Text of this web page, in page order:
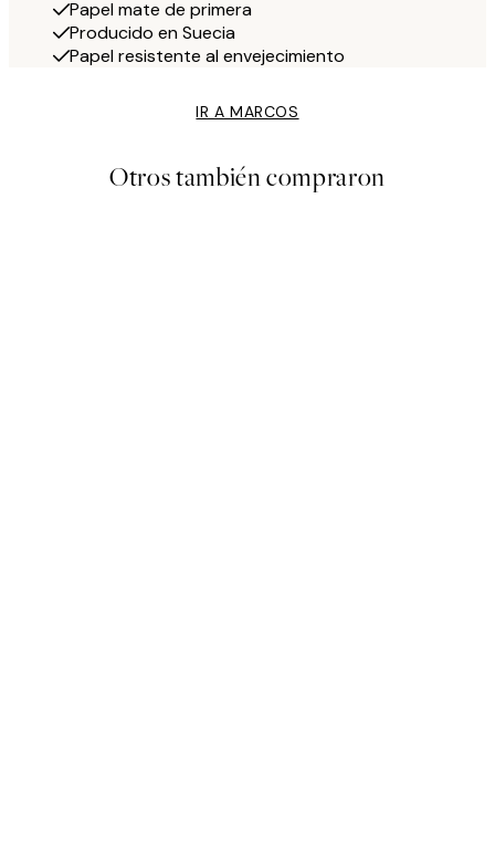
Papel mate de primera
Producido en Suecia
Papel resistente al envejecimiento
IR A MARCOS
Otros también compraron